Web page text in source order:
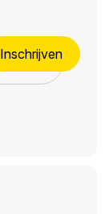
Inschrijven